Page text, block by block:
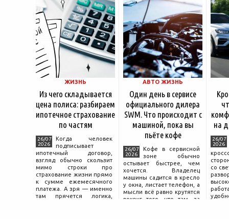
ЖИЗНЬ
Из чего складывается
цена полиса: разбираем
ипотечное страхование
по частям
26/07
2026
Когда человек
подписывает
ипотечный договор,
взгляд обычно скользит
мимо строки про
страхование жизни прямо
к сумме ежемесячного
платежа. А зря — именно
там прячется логика,
АВТО ЖИЗНЬ
Один день в сервисе
официального дилера
SWM. Что происходит с
машиной, пока вы
пьёте кофе
26/07
2026
Кофе в сервисной
зоне обычно
остывает быстрее, чем
хочется. Владелец
машины садится в кресло
у окна, листает телефон, а
мысли всё равно крутятся
вокруг того, что там, за
на
26/07
2026
со